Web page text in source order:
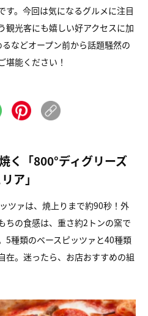
す。今回は気になるグルメに注目
観光客にも嬉しい好アクセスに加
などオープン前から話題騒然の
堪能ください！
く「800°ディグリーズ
ア」
ツァは、焼上りまで約90秒！外
ちの食感は、重さ約2トンの窯で
種類のベースピッツァと40種類
在。迷ったら、お店おすすめの組